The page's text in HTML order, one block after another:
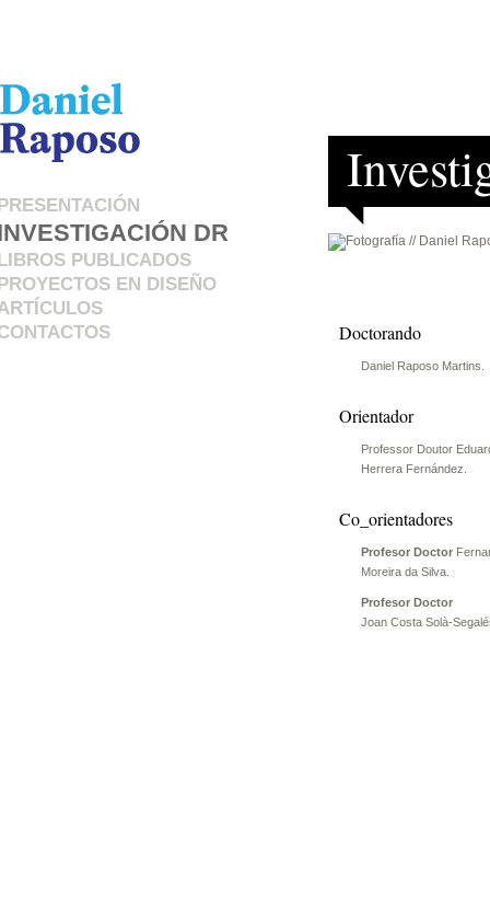
DR
PUBLICADOS
EN DISEÑO
Doctorando
Daniel Raposo Martins.
Orientador
Professor Doutor
Herrera Fernández.
Co_orientadores
Profesor Doctor
Moreira da Silva.
Profesor Doctor
Joan Costa Solà-